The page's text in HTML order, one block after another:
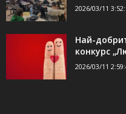
2026/03/11
Най-
конкурс
2026/03/11